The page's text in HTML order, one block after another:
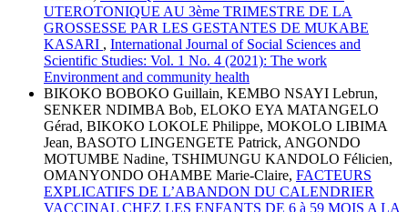
UTEROTONIQUE AU 3ème TRIMESTRE DE LA
GROSSESSE PAR LES GESTANTES DE MUKABE
KASARI , International Journal of Social Sciences and
Scientific Studies: Vol. 1 No. 4 (2021): The work
Environment and community health
BIKOKO BOBOKO Guillain, KEMBO NSAYI Lebrun,
SENKER NDIMBA Bob, ELOKO EYA MATANGELO
Gérad, BIKOKO LOKOLE Philippe, MOKOLO LIBIMA
Jean, BASOTO LINGENGETE Patrick, ANGONDO
MOTUMBE Nadine, TSHIMUNGU KANDOLO Félicien,
OMANYONDO OHAMBE Marie-Claire, FACTEURS
EXPLICATIFS DE L’ABANDON DU CALENDRIER
VACCINAL CHEZ LES ENFANTS DE 6 à 59 MOIS A LA